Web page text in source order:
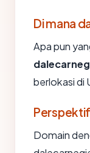
Di mana
Apa pun
berlokasi di
Domain